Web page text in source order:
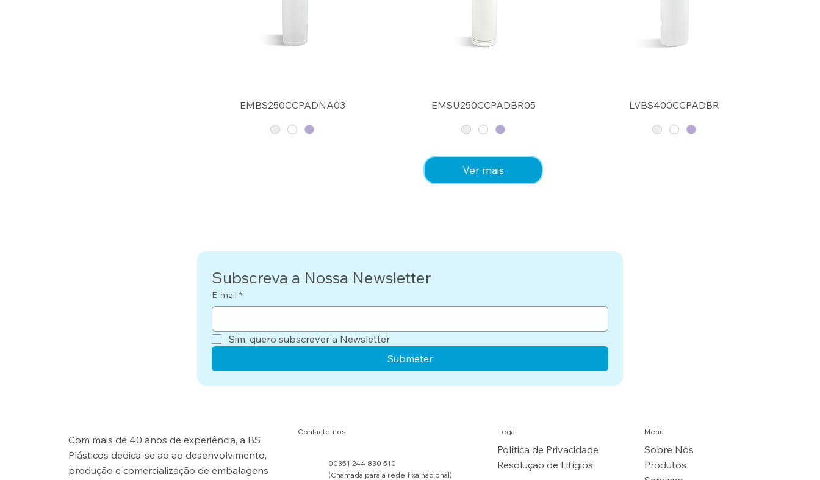
EMBS250CCPADNA03 EMSU250CCPADBR05 LVBS400CCPADBR
Ver mais
Com mais de 40 anos de experiência, a BS
Plásticos dedica-se ao ao desenvolvimento,
produção e comercialização de embalagens
Contacte-nos
00351 244 830 510
(Chamada para a rede fixa nacional)
Legal
Política de Privacidade
Resolução de Litígios
Menu
Sobre Nós
Produtos
Subscreva a Nossa Newsletter
E-mail *
Sim, quero subscrever a Newsletter
Submeter